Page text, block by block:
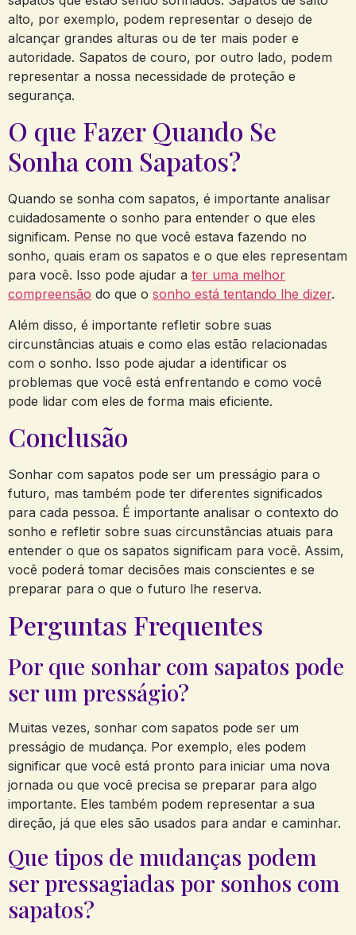
alto, por exemplo, podem representar o desejo de
alcançar grandes alturas ou de ter mais poder e
autoridade. Sapatos de couro, por outro lado, podem
representar a nossa necessidade de proteção e
segurança.
O que Fazer Quando Se
Sonha com Sapatos?
Quando se sonha com sapatos, é importante analisar
cuidadosamente o sonho para entender o que eles
significam. Pense no que você estava fazendo no
sonho, quais eram os sapatos e o que eles representam
para você. Isso pode ajudar a ter uma melhor
compreensão do que o sonho está tentando lhe dizer.
Além disso, é importante refletir sobre suas
circunstâncias atuais e como elas estão relacionadas
com o sonho. Isso pode ajudar a identificar os
problemas que você está enfrentando e como você
pode lidar com eles de forma mais eficiente.
Conclusão
Sonhar com sapatos pode ser um presságio para o
futuro, mas também pode ter diferentes significados
para cada pessoa. É importante analisar o contexto do
sonho e refletir sobre suas circunstâncias atuais para
entender o que os sapatos significam para você. Assim,
você poderá tomar decisões mais conscientes e se
preparar para o que o futuro lhe reserva.
Perguntas Frequentes
Por que sonhar com sapatos pode
ser um presságio?
Muitas vezes, sonhar com sapatos pode ser um
presságio de mudança. Por exemplo, eles podem
significar que você está pronto para iniciar uma nova
jornada ou que você precisa se preparar para algo
importante. Eles também podem representar a sua
direção, já que eles são usados ​​para andar e caminhar.
Que tipos de mudanças podem
ser pressagiadas por sonhos com
sapatos?